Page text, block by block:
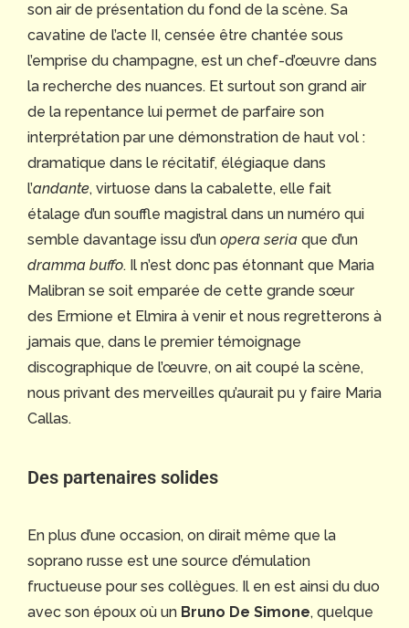
son air de présentation du fond de la scène. Sa
cavatine de l’acte II, censée être chantée sous
l’emprise du champagne, est un chef-d’œuvre dans
la recherche des nuances. Et surtout son grand air
de la repentance lui permet de parfaire son
interprétation par une démonstration de haut vol :
dramatique dans le récitatif, élégiaque dans
l’andante, virtuose dans la cabalette, elle fait
étalage d’un souffle magistral dans un numéro qui
semble davantage issu d’un opera seria que d’un
dramma buffo. Il n’est donc pas étonnant que Maria
Malibran se soit emparée de cette grande sœur
des Ermione et Elmira à venir et nous regretterons à
jamais que, dans le premier témoignage
discographique de l’œuvre, on ait coupé la scène,
nous privant des merveilles qu’aurait pu y faire Maria
Callas.
Des partenaires solides
En plus d’une occasion, on dirait même que la
soprano russe est une source d’émulation
fructueuse pour ses collègues. Il en est ainsi du duo
avec son époux où un Bruno De Simone, quelque